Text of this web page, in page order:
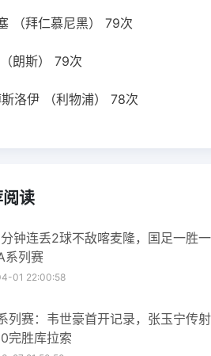
（拜仁慕尼黑） 79次
朗斯） 79次
洛伊 （利物浦） 78次
读
钟连丢2球不敌喀麦隆，国足一胜
系列赛
01 22:00:58
列赛：韦世豪首开记录，张玉宁传
完胜库拉索